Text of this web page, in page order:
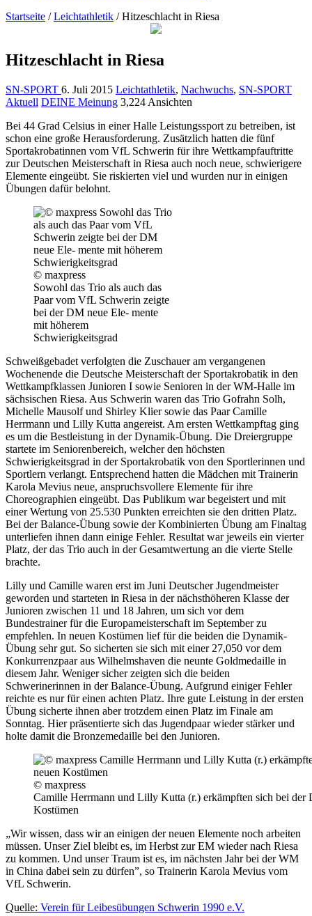
Startseite / Leichtathletik / Hitzeschlacht in Riesa
Hitzeschlacht in Riesa
SN-SPORT 6. Juli 2015 Leichtathletik, Nachwuchs, SN-SPORT
Aktuell DEINE Meinung 3,224 Ansichten
Bei 44 Grad Celsius in einer Halle Leistungssport zu betreiben, ist
schon eine große Herausforderung. Zusätzlich hatten die fünf
Sportakrobatinnen vom VfL Schwerin für ihre Wettkampfauftritte
zur Deutschen Meisterschaft in Riesa auch noch neue, schwierigere
Elemente eingeübt. Sie riskierten viel und wurden nur in einigen
Übungen dafür belohnt.
© maxpress
Sowohl das Trio als auch das
Paar vom VfL Schwerin zeigte
bei der DM neue Ele- mente
mit höherem
Schwierigkeitsgrad
Schweißgebadet verfolgten die Zuschauer am vergangenen
Wochenende die Deutsche Meisterschaft der Sportakrobatik in den
Wettkampfklassen Junioren I sowie Senioren in der WM-Halle im
sächsischen Riesa. Aus Schwerin waren das Trio Gofrahn Solh,
Michelle Mausolf und Shirley Klier sowie das Paar Camille
Herrmann und Lilly Kutta angereist. Am ersten Wettkampftag ging
es um die Bestleistung in der Dynamik-Übung. Die Dreiergruppe
startete im Seniorenbereich, welcher den höchsten
Schwierigkeitsgrad in der Sportakrobatik von den Sportlerinnen und
Sportlern verlangt. Entsprechend hatten die Mädchen mit Trainerin
Karola Mevius neue, anspruchsvollere Elemente für ihre
Choreographien eingeübt. Das Publikum war begeistert und mit
einer Wertung von 25.530 Punkten erreichten sie den dritten Platz.
Bei der Balance-Übung sowie der Kombinierten Übung am Finaltag
unterliefen ihnen dann einige Fehler. Resultat war jeweils ein vierter
Platz, der das Trio auch in der Gesamtwertung an die vierte Stelle
brachte.
Lilly und Camille waren erst im Juni Deutscher Jugendmeister
geworden und starteten in Riesa in der nächsthöheren Klasse der
Junioren zwischen 11 und 18 Jahren, um sich vor dem
Bundestrainer für die Europameisterschaft im September zu
empfehlen. In neuen Kostümen lief für die beiden die Dynamik-
Übung sehr gut. So sicherten sie sich mit einer 27,050 vor dem
Konkurrenzpaar aus Wilhelmshaven die neunte Goldmedaille in
diesem Jahr. Weniger sicher zeigten sich die beiden
Schwerinerinnen in der Balance-Übung. Aufgrund einiger Fehler
reichte es nur für einen achten Platz. Ihre gute Leistung in der ersten
Übung sicherte ihnen aber trotzdem einen Platz im Finale am
Sonntag. Hier präsentierte sich das Jugendpaar wieder stärker und
holte damit die Bronzemedaille bei den Junioren.
© maxpress
Camille Herrmann und Lilly Kutta (r.) erkämpften sich bei der
Kostümen
„Wir wissen, dass wir an einigen der neuen Elemente noch arbeiten
müssen. Unser Ziel bleibt es, im Herbst zur EM wieder nach Riesa
zu kommen. Und unser Traum ist es, im nächsten Jahr bei der WM
in China dabei sein zu dürfen”, so Trainerin Karola Mevius vom
VfL Schwerin.
Quelle: Verein für Leibesübungen Schwerin 1990 e.V.